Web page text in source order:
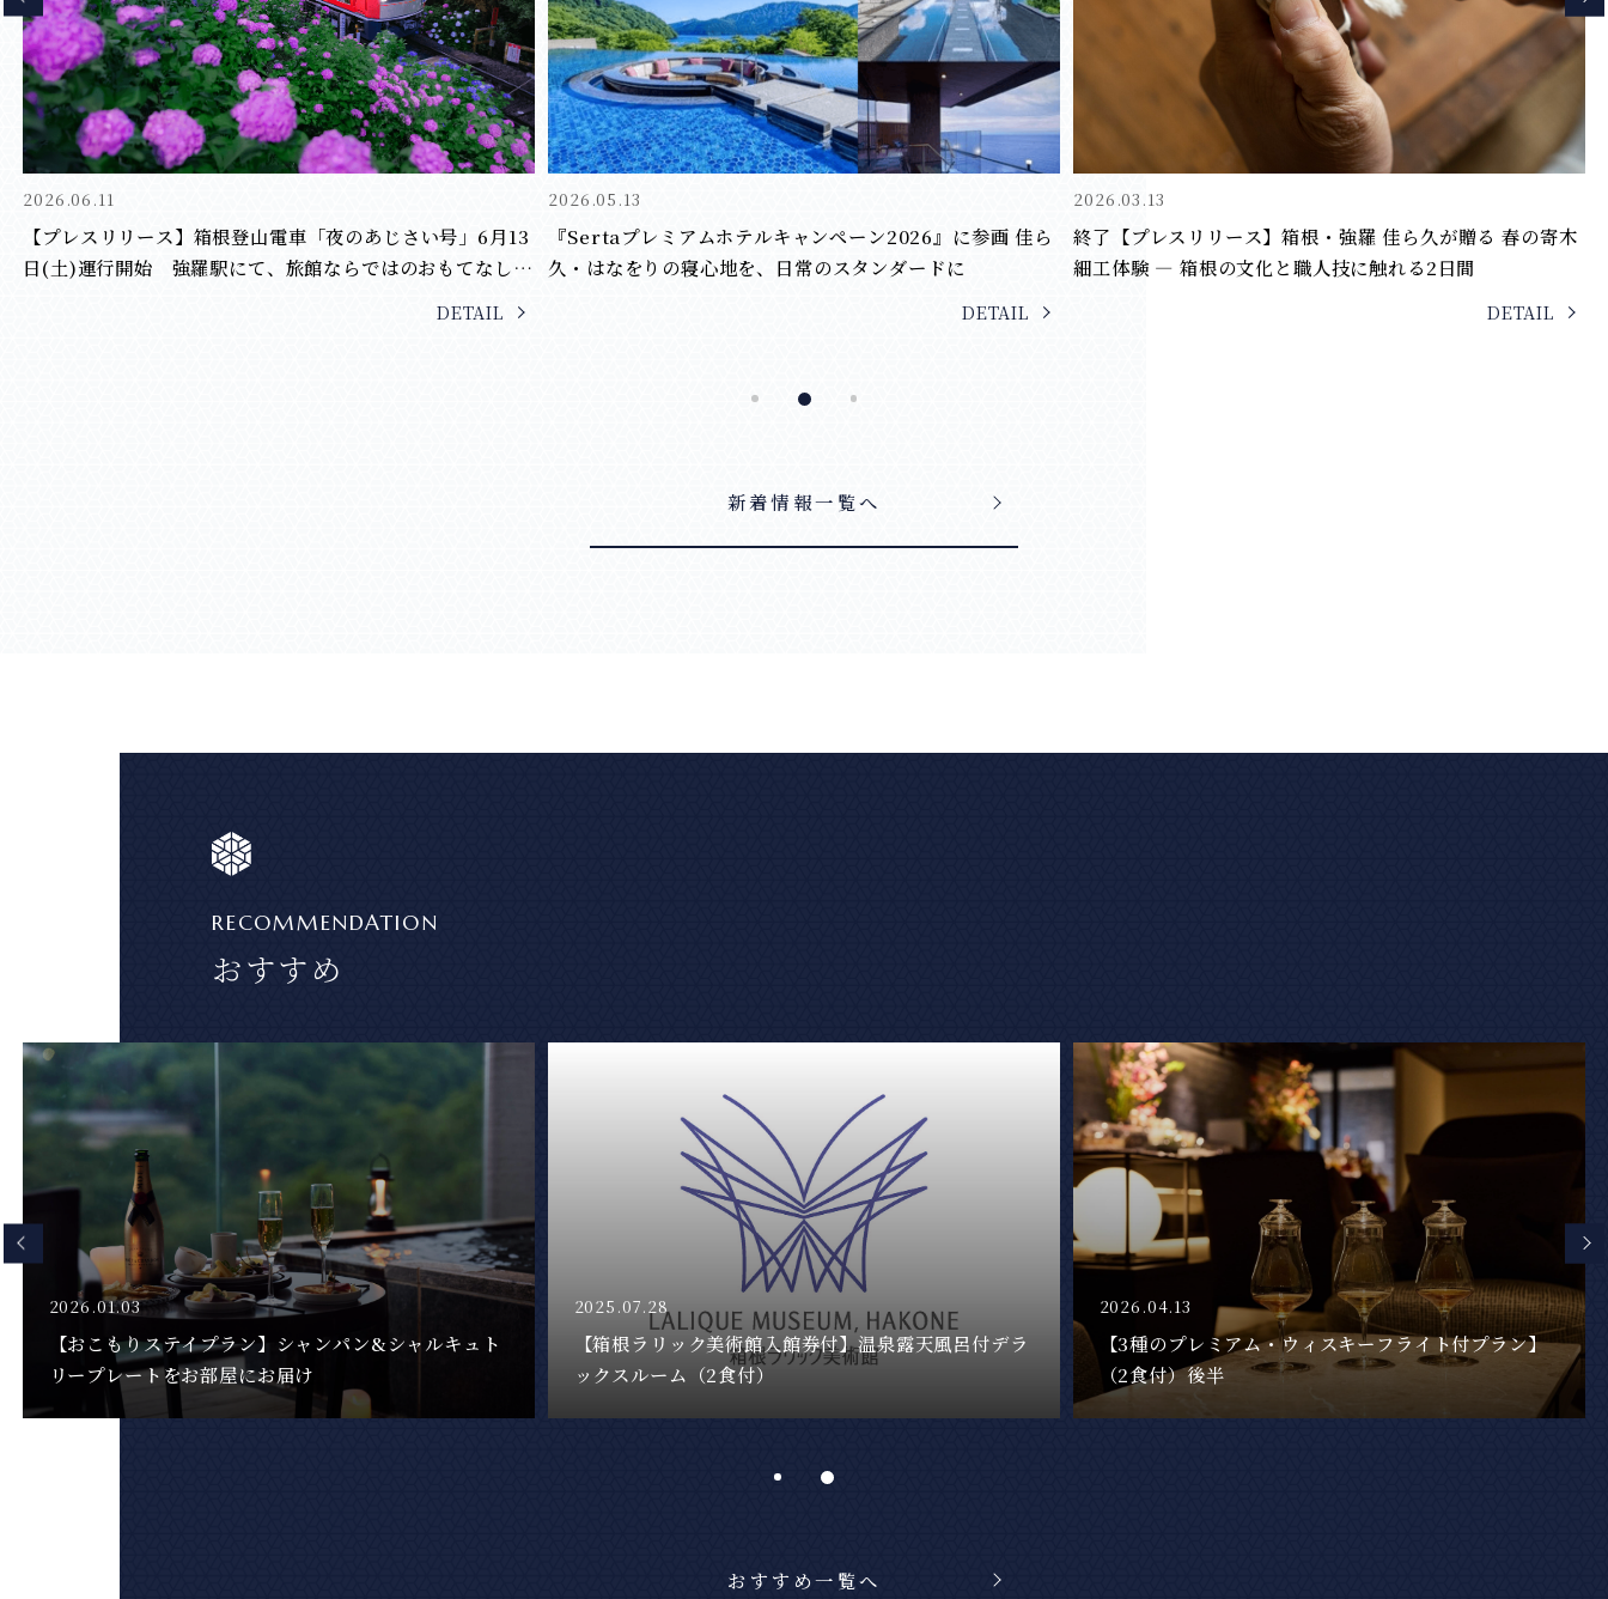
2026.03.13
終了【プレスリリース】箱根・強羅 佳ら久が贈る 春の寄木
細工体験 ― 箱根の文化と職人技に触れる2日間
DETAIL
2026.01.16
終了【プレスリリース】冬の贈り物に、藍染の美を。静岡の
郷土工芸品 『みくりや染織』作品をショップ＆ギャラリー
DETAIL
2026.02.25
【プレスリリース】「めでたいこと、佳きことが、久しく続
くように」 “Key to the KARAKU” 二つの佳ら久を巡る滞
DETAIL
新着情報一覧へ
RECOMMENDATION
おすすめ
2026.04.13
【3種のプレミアム・ウィスキーフライト付プラン】
（2食付）前半
2026.04.13
【神戸ビーフ極みコース付】グリルレストラン「十
邑」前半
2026.01.03
【おこもりステイプラン】シャンパン&シャルキュト
リープレートをお部屋にお届け
おすすめ一覧へ